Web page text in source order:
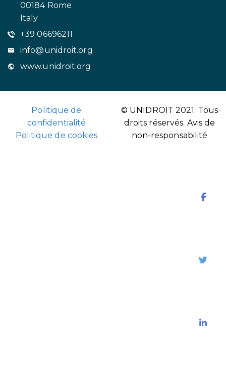
00184 Rome
Italy
+39 06696211
info@unidroit.org
www.unidroit.org
Politique de
confidentialité
Politique de cookies
© UNIDROIT 2021. Tous
droits réservés. Avis de
non-responsabilité